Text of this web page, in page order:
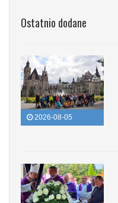
Ostatnio dodane
2026-08-05